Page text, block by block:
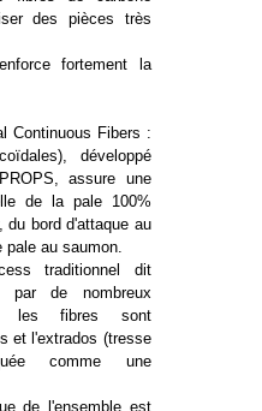
des pièces très
fortement la
Continuous Fibers :
développé
assure une
de la pale 100%
du bord d'attaque au
pale au saumon.
traditionnel dit
par de nombreux
les fibres sont
et l'extrados (tresse
comme une
de l'ensemble est